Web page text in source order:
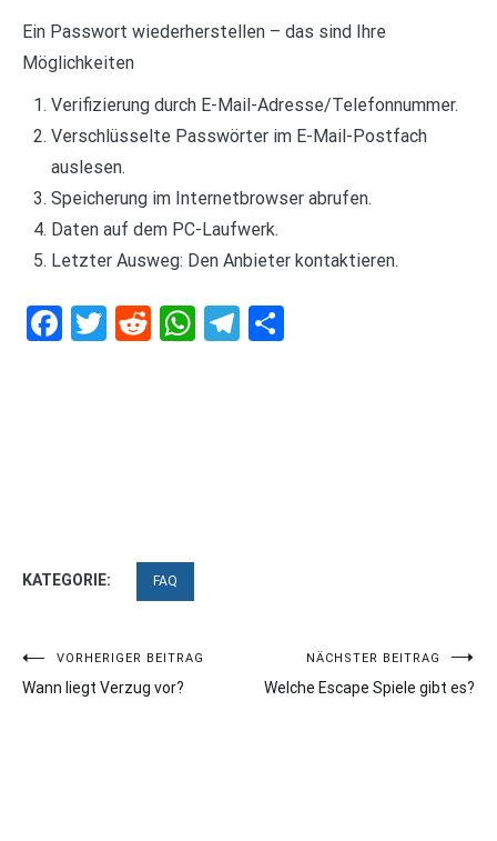
Ein Passwort wiederherstellen – das sind Ihre
Möglichkeiten
Verifizierung durch E-Mail-Adresse/Telefonnummer.
Verschlüsselte Passwörter im E-Mail-Postfach
auslesen.
Speicherung im Internetbrowser abrufen.
Daten auf dem PC-Laufwerk.
Letzter Ausweg: Den Anbieter kontaktieren.
Facebook
Twitter
RedditWhatsApp
Telegram
KATEGORIE: FAQ
Beitragsnavigation
VORHERIGER BEITRAG
Wann liegt Verzug vor?
NÄCHSTER BEITRAG
Welche Escape Spiele gibt es?